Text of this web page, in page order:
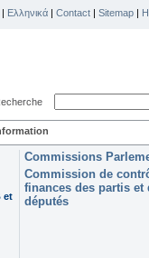
| Ελληνικά | Contact | Sitemap |
et
Commissions
Commission de
finances des partis et
députés